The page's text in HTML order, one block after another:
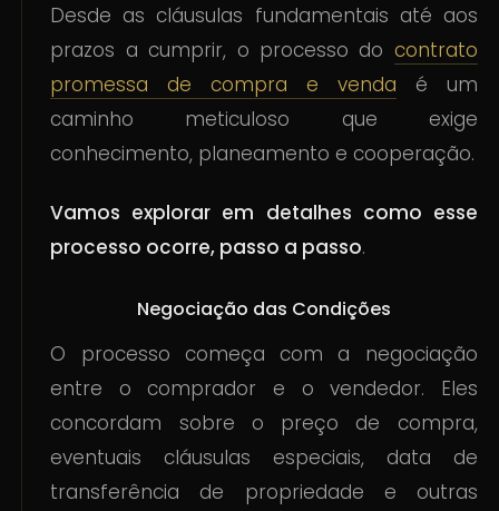
Desde as cláusulas fundamentais até aos
prazos a cumprir, o processo do contrato
promessa de compra e venda é um
caminho meticuloso que exige
conhecimento, planeamento e cooperação.
Vamos explorar em detalhes como esse
processo ocorre, passo a passo.
Negociação das Condições
O processo começa com a negociação
entre o comprador e o vendedor. Eles
concordam sobre o preço de compra,
eventuais cláusulas especiais, data de
transferência de propriedade e outras